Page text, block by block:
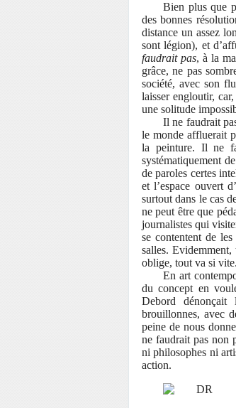
Bien plus que
des bonnes
distance un assez
sont légion), et
faudrait pas, à la
grâce, ne pas
société, avec son
laisser engloutir,
une solitude
Il ne faudrait
le monde affluerait
la peinture. Il ne
systématiquement
de paroles certes
et l’espace ouvert
surtout dans le cas
ne peut être que
journalistes qui
se contentent de
salles.
oblige, tout va si vite.
En art
du concept en
Debord
brouillonnes, avec
peine de nous
ne faudrait pas non
ni philosophes ni
action.